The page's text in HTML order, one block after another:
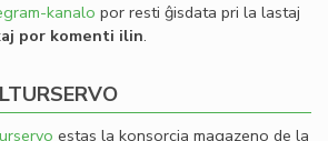
kanalo por resti ĝisdata pri la lastaj
por komenti ilin.
estas la konsorcia magazeno de la